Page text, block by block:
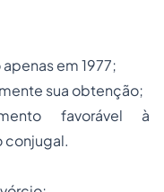
em 1977;
sua obtenção;
favorável à
conjugal.